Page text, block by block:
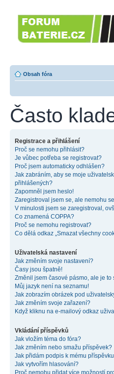
Obsah fóra
Často
Registrace a přihlášení
Proč se nemohu přihlásit?
Je vůbec potřeba se registrovat?
Proč jsem automaticky odhlášen?
Jak zabráním, aby se moje
přihlášených?
Zapomněl jsem heslo!
Zaregistroval jsem se, ale nemohu
V minulosti jsem se zaregistroval,
Co znamená COPPA?
Proč se nemohu registrovat?
Co dělá odkaz „Smazat všechny
Uživatelská nastavení
Jak změním svoje nastavení?
Časy jsou špatně!
Změnil jsem časové pásmo, ale je to
Můj jazyk není na seznamu!
Jak zobrazím obrázek pod
Jak změním svoje zařazení?
Když kliknu na e-mailový odkaz
Vkládání příspěvků
Jak vložím téma do fóra?
Jak změním nebo smažu příspěvek?
Jak přidám podpis k mému
Jak vytvořím hlasování?
Proč nemohu přidat více možností